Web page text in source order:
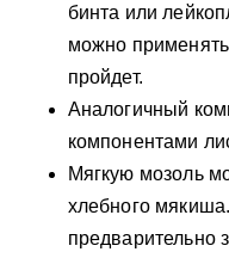
бинта или
можно
пройдет.
Аналогичный
компонентами
Мягкую мозоль
хлебного
предварительно